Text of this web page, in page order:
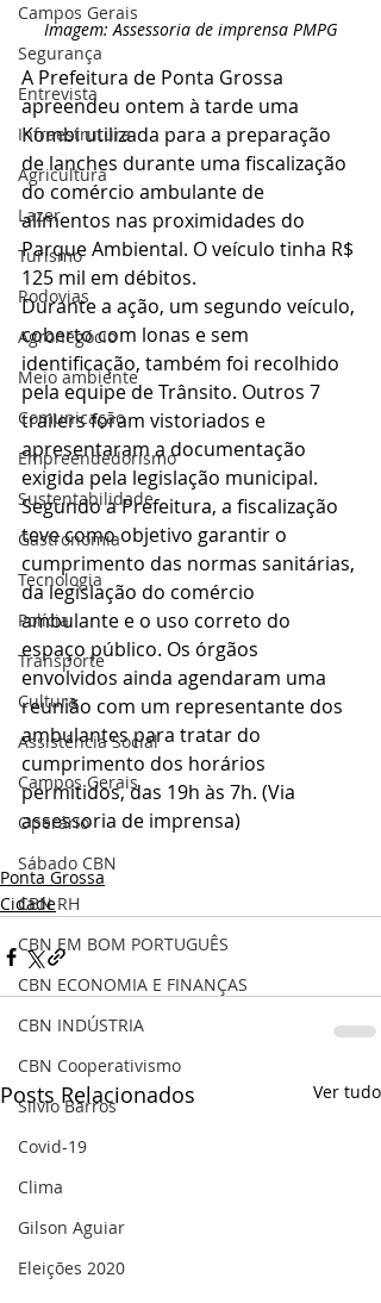
Campos Gerais
Segurança
Entrevista
Infraestrutura
Agricultura
Lazer
Turismo
Rodovias
Agronegócio
Meio ambiente
Comunicação
Empreendedorismo
Sustentabilidade
Gastronomia
Tecnologia
Polícia
Transporte
Cultura
Assistência Social
Campos Gerais
Operário
Sábado CBN
CBN RH
CBN EM BOM PORTUGUÊS
CBN ECONOMIA E FINANÇAS
CBN INDÚSTRIA
CBN Cooperativismo
Silvio Barros
Covid-19
Clima
Gilson Aguiar
Eleições 2020
Imagem: Assessoria de imprensa PMPG
A Prefeitura de Ponta Grossa
apreendeu ontem à tarde uma
Kombi utilizada para a preparação
de lanches durante uma fiscalização
do comércio ambulante de
alimentos nas proximidades do
Parque Ambiental. O veículo tinha R$
125 mil em débitos.
Durante a ação, um segundo veículo,
coberto com lonas e sem
identificação, também foi recolhido
pela equipe de Trânsito. Outros 7
trailers foram vistoriados e
apresentaram a documentação
exigida pela legislação municipal.
Segundo a Prefeitura, a fiscalização
teve como objetivo garantir o
cumprimento das normas sanitárias,
da legislação do comércio
ambulante e o uso correto do
espaço público. Os órgãos
envolvidos ainda agendaram uma
reunião com um representante dos
ambulantes para tratar do
cumprimento dos horários
permitidos, das 19h às 7h. (Via
assessoria de imprensa)
Ponta Grossa
Cidade
Posts Relacionados Ver tudo